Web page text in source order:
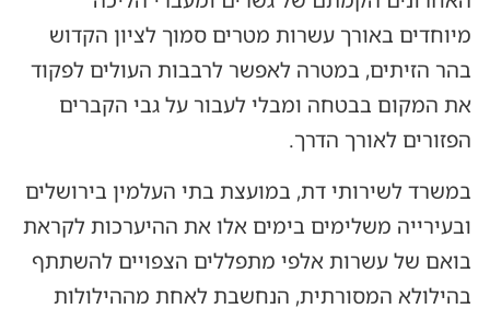
מיוחדים באורך עשרות מטרים סמוך לציון הקדוש
בהר הזיתים, במטרה לאפשר לרבבות העולים לפקוד
את המקום בבטחה ומבלי לעבור על גבי הקברים
הפזורים לאורך הדרך.
במשרד לשירותי דת, במועצת בתי העלמין בירושלים
ובעירייה משלימים בימים אלו את ההיערכות לקראת
בואם של עשרות אלפי מתפללים הצפויים להשתתף
בהילולא המסורתית, הנחשבת לאחת מההילולות